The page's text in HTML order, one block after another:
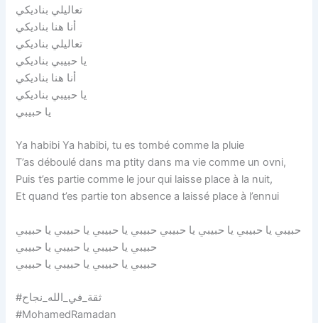
تعاليلي بناديكي
أنا هنا بناديكي
تعاليلي بناديكي
يا حبيبي بناديكي
أنا هنا بناديكي
يا حبيبي بناديكي
يا حبيبي
Ya habibi Ya habibi, tu es tombé comme la pluie
T’as déboulé dans ma ptity dans ma vie comme un ovni,
Puis t’es partie comme le jour qui laisse place à la nuit,
Et quand t’es partie ton absence a laissé place à l’ennui
حبيبي يا حبيبي يا حبيبي يا حبيبي حبيبي يا حبيبي يا حبيبي يا حبيبي
حبيبي يا حبيبي يا حبيبي يا حبيبي
حبيبي يا حبيبي يا حبيبي يا حبيبي
#ثقة_في_الله_نجاح
#MohamedRamadan